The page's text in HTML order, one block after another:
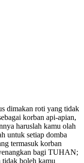
dimakan roti yang tidak
korban api-apian,
haruslah kamu olah
untuk setiap domba
termasuk korban
bagi TUHAN;
tidak boleh kamu